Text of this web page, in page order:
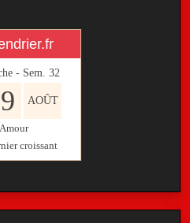
- Sem. 32
9 AOÛT
Amour
croissant